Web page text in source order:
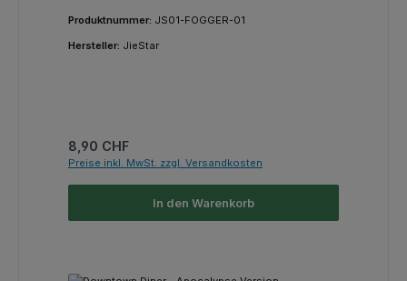
Produktnummer: JS01-FOGGER-01
Hersteller: JieStar
Regulärer Preis:
8,90 CHF
Preise inkl. MwSt. zzgl. Versandkosten
In den Warenkorb